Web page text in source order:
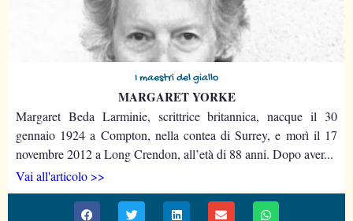
I maestri del giallo
MARGARET YORKE
Margaret Beda Larminie, scrittrice britannica, nacque il 30
gennaio 1924 a Compton, nella contea di Surrey, e morì il 17
novembre 2012 a Long Crendon, all’età di 88 anni. Dopo aver...
Vai all'articolo >>